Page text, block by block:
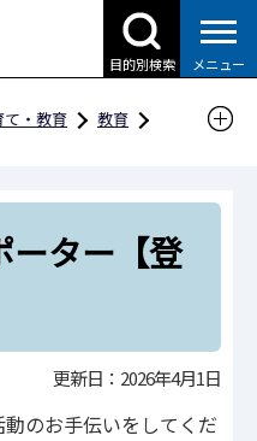
目的別検索 メニュー
て・教育
教育
ただける方の募集
【登録制】
ーター【登
更新日：2026年4月1日
のお手伝いをしてくだ